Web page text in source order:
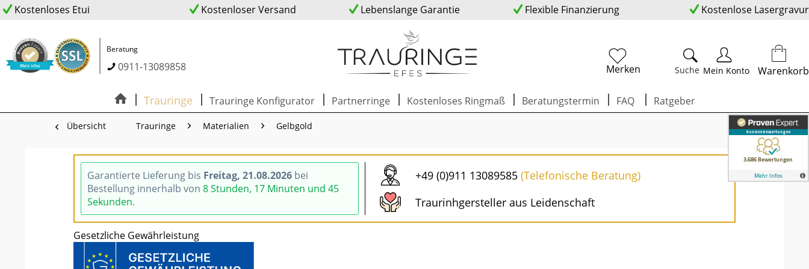
Kostenloses Etui Kostenloser Versand Lebenslange Garantie Flexible Finanzierung Kostenlose Lasergravur
Beratung
0911-13089858 Suche
Merken Mein Konto Warenkorb
Trauringe Trauringe Konfigurator Partnerringe Kostenloses Ringmaß Beratungstermin FAQ Ratgeber
Übersicht Trauringe Materialien Gelbgold
Garantierte Lieferung bis Freitag, 21.08.2026 bei
Bestellung innerhalb von 8 Stunden, 17 Minuten und 44
Sekunden.
+49 (0)911 13089585(Telefonische Beratung)
Traurinhgersteller aus Leidenschaft
Gesetzliche Gewährleistung